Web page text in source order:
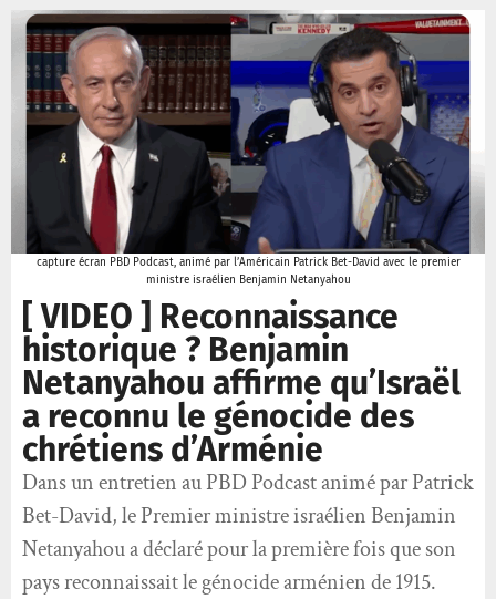
capture écran PBD Podcast, animé par l’Américain Patrick Bet-David avec le premier
ministre israélien Benjamin Netanyahou
[ VIDEO ] Reconnaissance
historique ? Benjamin
Netanyahou affirme qu’Israël
a reconnu le génocide des
chrétiens d’Arménie
Dans un entretien au PBD Podcast animé par Patrick
Bet-David, le Premier ministre israélien Benjamin
Netanyahou a déclaré pour la première fois que son
pays reconnaissait le génocide arménien de 1915.